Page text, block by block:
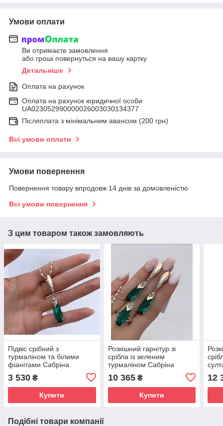
Умови оплати
Ви отримаєте замовлення
або гроші повернуться на вашу картку
Детальніше
Оплата на рахунок
Оплата на рахунок юридичної особи
UA023052990000026003030134377
Післяплата з мінімальним авансом (200 грн)
Всі умови оплати
Умови повернення
Повернення товару впродовж 14 днів за домовленістю
Всі умови повернення
З цим товаром також замовляють
Підвіс срібний з
турмаліном та білими
фіанітами Сабріна
3 530 ₴
Купити
Розкішний гарнітур зі
срібла із зеленим
турмаліном Сабріна
10 365₴
Купити
12
Подібні товари компанії